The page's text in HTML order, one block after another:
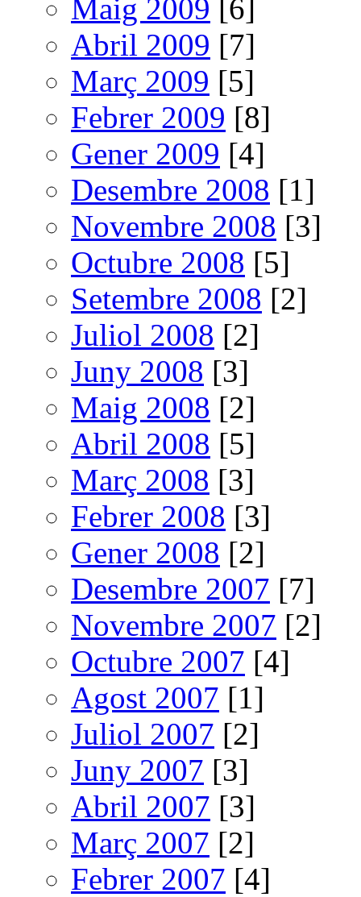
Maig 2009 [6]
Abril 2009 [7]
Març 2009 [5]
Febrer 2009 [8]
Gener 2009 [4]
Desembre 2008 [1]
Novembre 2008 [3]
Octubre 2008 [5]
Setembre 2008 [2]
Juliol 2008 [2]
Juny 2008 [3]
Maig 2008 [2]
Abril 2008 [5]
Març 2008 [3]
Febrer 2008 [3]
Gener 2008 [2]
Desembre 2007 [7]
Novembre 2007 [2]
Octubre 2007 [4]
Agost 2007 [1]
Juliol 2007 [2]
Juny 2007 [3]
Abril 2007 [3]
Març 2007 [2]
Febrer 2007 [4]